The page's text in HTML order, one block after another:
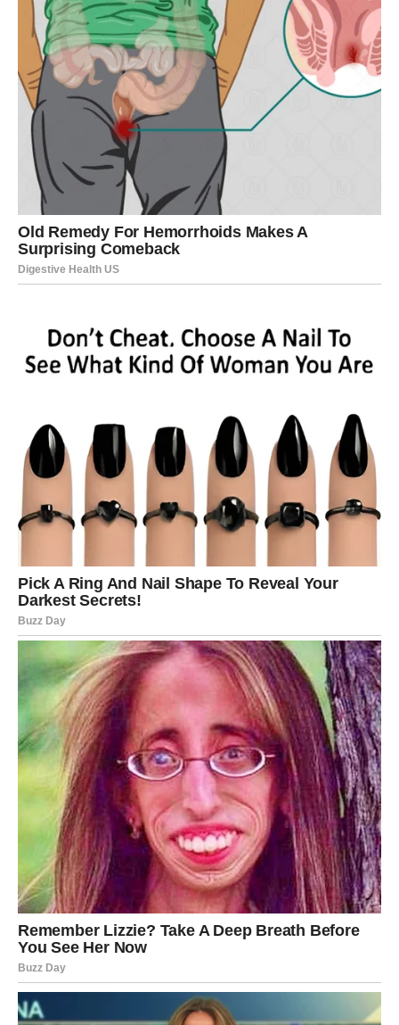
Možda su ponekad preosetljive, ali to dolazi iz dubine
njihove emocije. One ne znaju da vole polovično. Ako im
je stalo, to je iskreno i potpuno.
Imati Ribe za partnera znači imati nekoga ko vas voli
dušom, ne samo srcem.
RIBE KAO ČLAN PORODICE –
EMOTIVNO LEPAK KOJI SPAJA
U porodici, Ribe su često tihi most između ljudi. One
osećaju napetost i pokušavaju da je ublaže. Njihova briga
One će se žrtvovati za bližnje, često i više nego što bi
trebalo. Njihova empatija ponekad ih čini ranjivim, ali
Ribe su član porodice koji donosi toplinu i razumevanje.
Koji pamti uspomene, čuva emocije i trudi se da svi
ostanu povezani.
SNAGA RIBA JE U NJIHOVOJ
NEŽNOSTI
Mnogi pogrešno misle da je nežnost slabost. Ali kod Riba
je to najveća snaga. Ostati dobar u svetu koji ume da
bude grub – to je hrabrost.
Ribe ne nose masku hladnoće. One ne igraju igre moći.
Njihova energija je meka, ali istrajna. One veruju u
dobrotu čak i kada su povređene. I to je ono što ih čini
posebnim.
Njihova sposobnost da oproste, da pruže novu šansu i da
zadrže veru u ljubav je retkost.
ZAŠTO SU RIBE ISTINSKI
BLAGOSLOV?